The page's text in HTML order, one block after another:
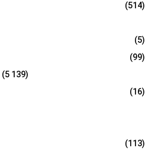
(514)
(5)
(99)
(5 139)
(16)
(113)